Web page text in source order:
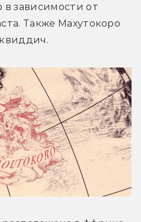
в зависимости от
Также Махутокоро